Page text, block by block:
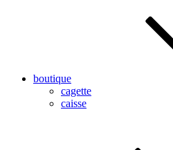
boutique
cagette
caisse